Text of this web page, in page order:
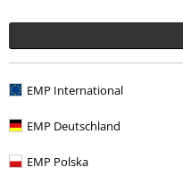
EMP International
EMP Deutschland
EMP Polska
%
43,99 €